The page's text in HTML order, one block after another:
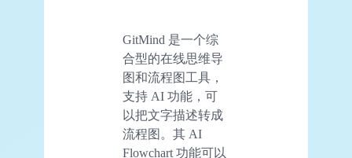
GitMind 是一个综
合型的在线思维导
图和流程图工具，
支持 AI 功能，可
以把文字描述转成
流程图。其 AI
Flowchart 功能可以